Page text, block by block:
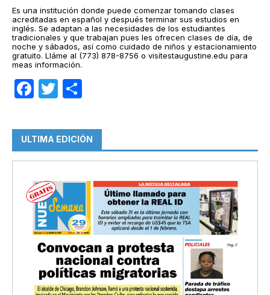
Es una institución donde puede comenzar tomando clases
acreditadas en español y después terminar sus estudios en
inglés. Se adaptan a las necesidades de los estudiantes
tradicionales y que trabajan pues les ofrecen clases de día, de
noche y sábados, así como cuidado de niños y estacionamiento
gratuito. Lláme al (773) 878-8756 o visítestaugustine.edu para
meas información.
Facebook
Twitter
ULTIMA EDICIÓN